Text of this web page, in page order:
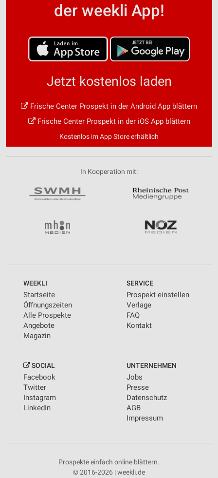
der weekli App!
Jetzt kostenlos laden
Frische Center Prospekt in der Android App blättern
Frische Center Prospekt in der iOS App blättern
Kostenlos im App Store erhältlich
In Kooperation mit:
WEEKLI
Startseite
Öffnungszeiten
Alle Prospekte
Angebote
Magazin
SERVICE
Prospekt einstellen
Verlage
FAQ
Kontakt
SOCIAL
Facebook
Twitter
Instagram
LinkedIn
UNTERNEHMEN
Jobs
Presse
Datenschutz
AGB
Impressum
Prospekte einfach online blättern.
© 2016-2026 | weekli.de